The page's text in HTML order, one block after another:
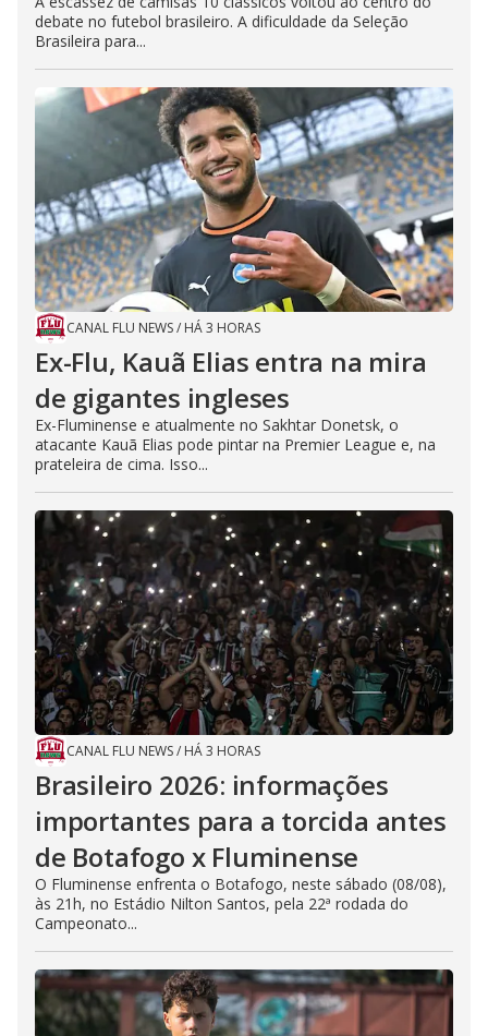
debate no futebol brasileiro. A dificuldade da Seleção
Brasileira para...
CANAL FLU NEWS/ HÁ 3 HORAS
Ex-Flu, Kauã Elias entra na mira
de gigantes ingleses
Ex-Fluminense e atualmente no Sakhtar Donetsk, o
atacante Kauã Elias pode pintar na Premier League e, na
prateleira de cima. Isso...
CANAL FLU NEWS/ HÁ 3 HORAS
Brasileiro 2026: informações
importantes para a torcida antes
de Botafogo x Fluminense
O Fluminense enfrenta o Botafogo, neste sábado (08/08),
às 21h, no Estádio Nilton Santos, pela 22ª rodada do
Campeonato...